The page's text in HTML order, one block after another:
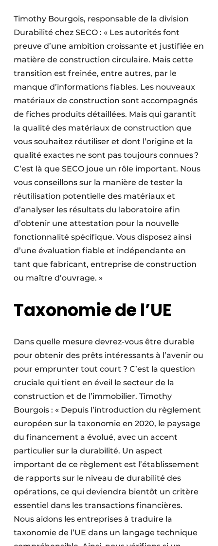
Timothy Bourgois, responsable de la division
Durabilité chez SECO : « Les autorités font
preuve d’une ambition croissante et justifiée en
matière de construction circulaire. Mais cette
transition est freinée, entre autres, par le
manque d’informations fiables. Les nouveaux
matériaux de construction sont accompagnés
de fiches produits détaillées. Mais qui garantit
la qualité des matériaux de construction que
vous souhaitez réutiliser et dont l’origine et la
qualité exactes ne sont pas toujours connues ?
C’est là que SECO joue un rôle important. Nous
vous conseillons sur la manière de tester la
réutilisation potentielle des matériaux et
d’analyser les résultats du laboratoire afin
d’obtenir une attestation pour la nouvelle
fonctionnalité spécifique. Vous disposez ainsi
d’une évaluation fiable et indépendante en
tant que fabricant, entreprise de construction
ou maître d’ouvrage. »
Taxonomie de l’UE
Dans quelle mesure devrez-vous être durable
pour obtenir des prêts intéressants à l’avenir ou
pour emprunter tout court ? C’est la question
cruciale qui tient en éveil le secteur de la
construction et de l’immobilier. Timothy
Bourgois : « Depuis l’introduction du règlement
européen sur la taxonomie en 2020, le paysage
du financement a évolué, avec un accent
particulier sur la durabilité. Un aspect
important de ce règlement est l’établissement
de rapports sur le niveau de durabilité des
opérations, ce qui deviendra bientôt un critère
essentiel dans les transactions financières.
Nous aidons les entreprises à traduire la
taxonomie de l’UE dans un langage technique